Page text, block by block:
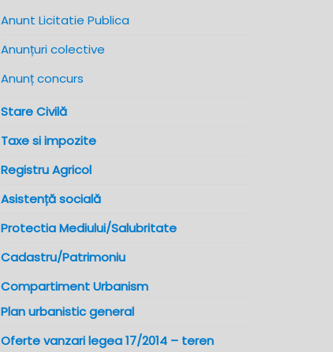
Anunt Licitatie Publica
Anunțuri colective
Anunț concurs
Stare Civilă
Taxe si impozite
Registru Agricol
Asistență socială
Protectia Mediului/Salubritate
Cadastru/Patrimoniu
Compartiment Urbanism
Plan urbanistic general
Oferte vanzari legea 17/2014 – teren